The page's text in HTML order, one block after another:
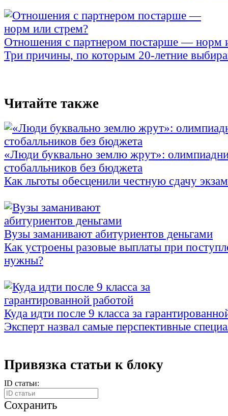
Отношения с партнером постарше — норм
Три причины, по которым 20-летние
Читайте также
«Люди буквально землю жрут»:
стобалльников без бюджета
Как льготы обесценили честную сдачу
Вузы заманивают абитуриентов деньгами
Как устроены разовые выплаты при
нужны?
Куда идти после 9 класса за
Эксперт назвал самые перспективные
Привязка статьи к блоку
ID статьи:
Сохранить